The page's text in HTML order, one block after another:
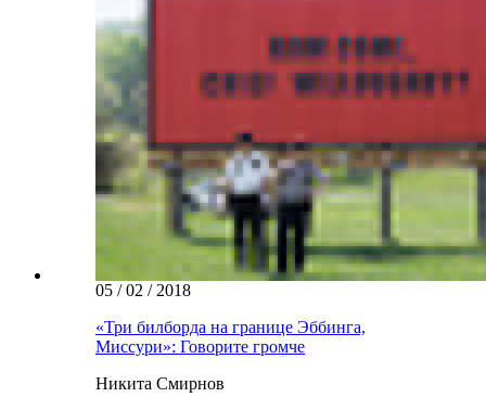
05 / 02 / 2018
«Три билборда на границе Эббинга,
Миссури»: Говорите громче
Никита Смирнов